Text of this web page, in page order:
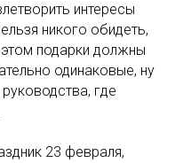
интересы
никого обидеть,
подарки должны
одинаковые, ну
где
23 февраля,